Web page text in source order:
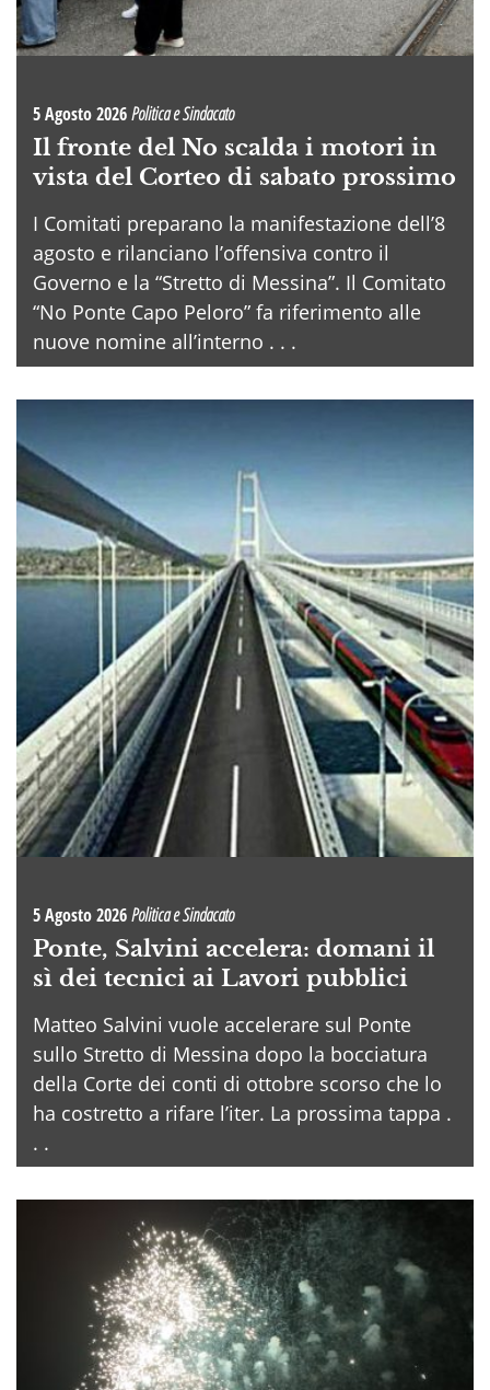
5 Agosto 2026Politica e Sindacato
Il fronte del No scalda i motori in
vista del Corteo di sabato prossimo
I Comitati preparano la manifestazione dell’8
agosto e rilanciano l’offensiva contro il
Governo e la “Stretto di Messina”. Il Comitato
“No Ponte Capo Peloro” fa riferimento alle
nuove nomine all’interno . . .
5 Agosto 2026Politica e Sindacato
Ponte, Salvini accelera: domani il
sì dei tecnici ai Lavori pubblici
Matteo Salvini vuole accelerare sul Ponte
sullo Stretto di Messina dopo la bocciatura
della Corte dei conti di ottobre scorso che lo
ha costretto a rifare l’iter. La prossima tappa .
. .